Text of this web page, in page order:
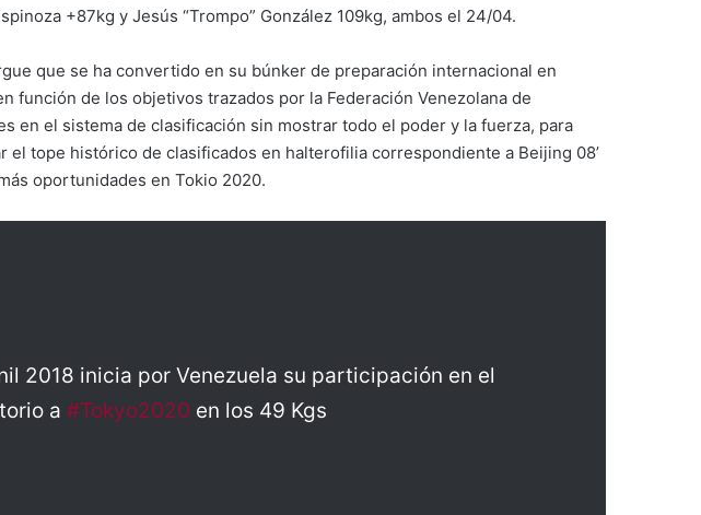
+87kg y Jesús “Trompo” González 109kg, ambos el 24/04.
que se ha convertido en su búnker de preparación internacional en
función de los objetivos trazados por la Federación Venezolana de
en el sistema de clasificación sin mostrar todo el poder y la fuerza, para
tope histórico de clasificados en halterofilia correspondiente a Beijing 08’
oportunidades en Tokio 2020.
2018 inicia por Venezuela su participación en el
a #Tokyo2020 en los 49 Kgs